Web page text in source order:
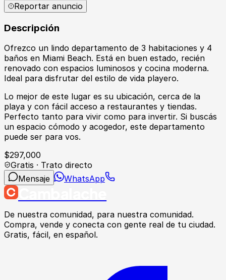
Reportar anuncio
Descripción
Ofrezco un lindo departamento de 3 habitaciones y 4
baños en Miami Beach. Está en buen estado, recién
renovado con espacios luminosos y cocina moderna.
Ideal para disfrutar del estilo de vida playero.
Lo mejor de este lugar es su ubicación, cerca de la
playa y con fácil acceso a restaurantes y tiendas.
Perfecto tanto para vivir como para invertir. Si buscás
un espacio cómodo y acogedor, este departamento
puede ser para vos.
$297,000
Gratis · Trato directo
Mensaje
WhatsApp
De nuestra comunidad, para nuestra comunidad.
Compra, vende y conecta con gente real de tu ciudad.
Gratis, fácil, en español.